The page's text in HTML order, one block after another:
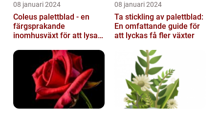
08 januari 2024
Coleus palettblad - en
färgsprakande
inomhusväxt för att lysa
08 januari 2024
Ta stickling av palettblad:
En omfattande guide för
att lyckas få fler växter